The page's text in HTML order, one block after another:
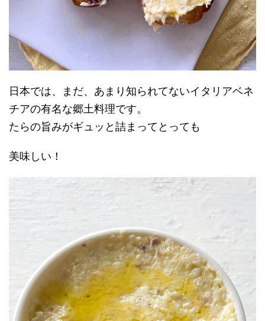
日本では、まだ、あまり知られてないイタリアベネ
チアの有名な郷土料理です。
たらの旨みがギュッと詰まってとっても
美味しい！